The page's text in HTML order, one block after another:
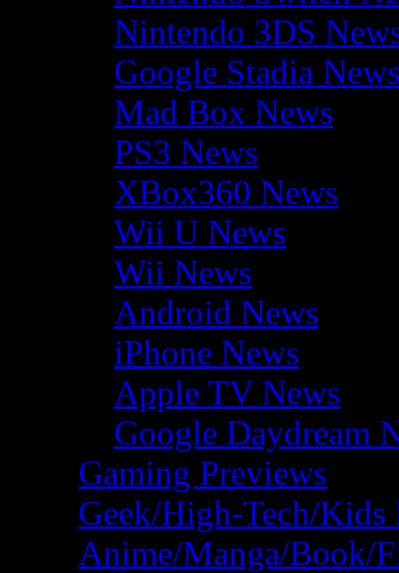
Nintendo 3DS
Google Stadia
Mad Box News
PS3 News
XBox360 News
Wii U News
Wii News
Android News
iPhone News
Apple TV News
Google Daydream
Gaming Previews
Geek/High-Tech/Kids
Anime/Manga/Book/